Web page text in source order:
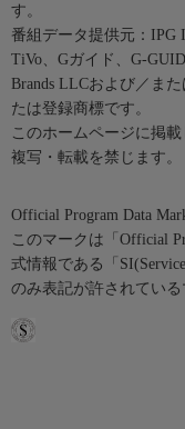
す。
番組データ提供元：IPG
TiVo、Gガイド、G-
Brands LLCおよび／ま
たは登録商標です。
このホームページに掲
複写・転載を禁じます。
Official Program Data
このマークは「Official
式情報である「
のみ表記が許されている